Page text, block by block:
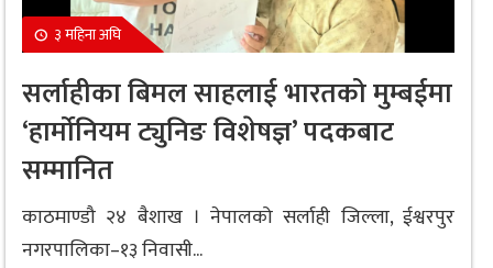
३ महिना अघि
सर्लाहीका बिमल साहलाई भारतको मुम्बईमा
‘हार्मोनियम ट्युनिङ विशेषज्ञ’ पदकबाट
सम्मानित
काठमाण्डौ २४ बैशाख । नेपालको सर्लाही जिल्ला, ईश्वरपुर
नगरपालिका–१३ निवासी...